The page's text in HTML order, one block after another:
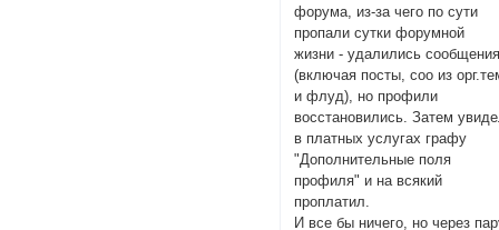
форума, из-за чего по сути
пропали сутки форумной
жизни - удалились
(включая посты, соо из
и флуд), но профили
восстановились. Затем
в платных услугах графу
"Дополнительные поля
профиля" и на всякий
проплатил.
И все бы ничего, но через